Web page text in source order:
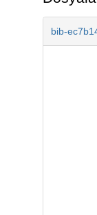
bib-